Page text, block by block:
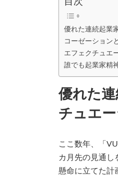
優れた連続起業
コーゼーション
エフェクチュエ
誰でも起業家精
優れた
チュエー
ここ数年、「
カ月先の見通し
懸命に立てた計